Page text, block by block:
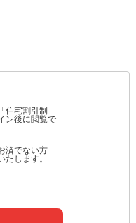
住宅割引制
ン後に閲覧で
済でない方
します。